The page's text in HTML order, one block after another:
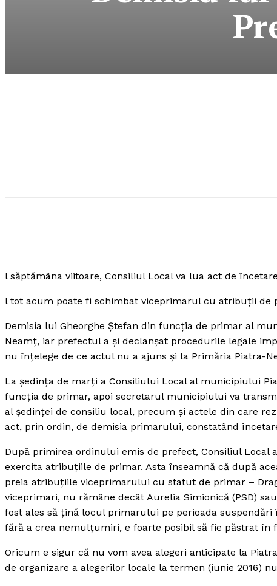
l săptămâna viitoare, Consiliul Local va lua act de
l tot acum poate fi schimbat viceprimarul cu atribuţii de
Demisia lui Gheorghe Ştefan din funcţia de primar al
Neamţ, iar prefectul a şi declanşat procedurile legale
nu înţelege de ce actul nu a ajuns şi la Primăria Piatra-
La şedinţa de marţi a Consiliului Local al municipiului
funcţia de primar, apoi secretarul municipiului va
al şedinţei de consiliu local, precum şi actele din care
act, prin ordin, de demisia primarului, constatând
După primirea ordinului emis de prefect, Consiliul Local
exercita atribuţiile de primar. Asta înseamnă că după
preia atribuţiile viceprimarului cu statut de primar –
viceprimari, nu rămâne decât Aurelia Simionică (PSD)
fost ales să ţină locul primarului pe perioada
fără a crea nemulţumiri, e foarte posibil să fie păstrat în
Oricum e sigur că nu vom avea alegeri anticipate la
de organizare a alegerilor locale la termen (iunie 2016)